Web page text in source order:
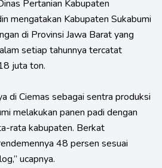
Pertanian Kabupaten
mengatakan Kabupaten Sukabumi
di Provinsi Jawa Barat yang
setiap tahunnya tercatat
juta ton.
di Ciemas sebagai sentra produksi
melakukan panen padi dengan
rata kabupaten. Berkat
48 persen sesuai
ucapnya.